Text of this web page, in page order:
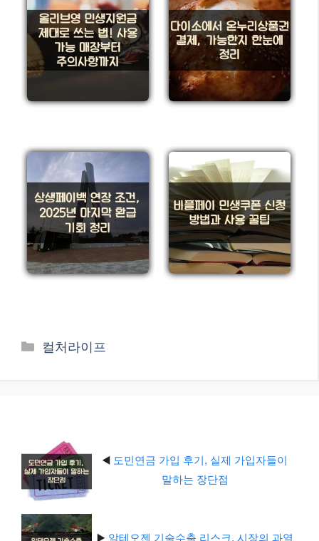
카
컬처라이프
◀️ 도민연금 가입 후기, 실제 가입자들이
말하는 장단점
▶️ 알테오젠 기술수출 리스크, 시장의 과열